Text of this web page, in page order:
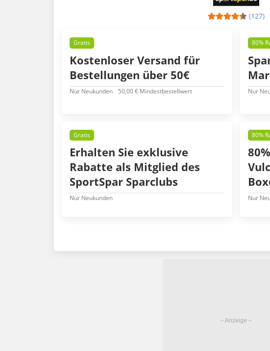
(127)
Gratis
Kostenloser Versand für
Bestellungen über 50€
Nur Neukunden 50,00 € Mindestbestellwert
80%
Nur
Gratis
Erhalten Sie exklusive
Rabatte als Mitglied des
SportSpar Sparclubs
Nur Neukunden
80%
Nur